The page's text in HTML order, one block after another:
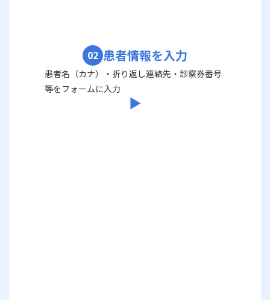
02 患者情報を入力
患者名（カナ）・折り返し連絡先・診察券番号
等をフォームに入力